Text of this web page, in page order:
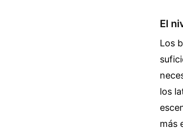
El
Los
los
más